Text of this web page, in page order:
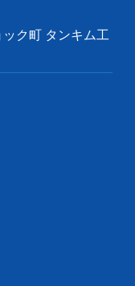
ク町 タンキム工